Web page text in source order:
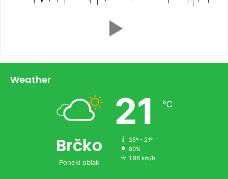
Weather
Brčko
Poneki oblak
21 ℃
35º - 21º
80%
1.98 km/h